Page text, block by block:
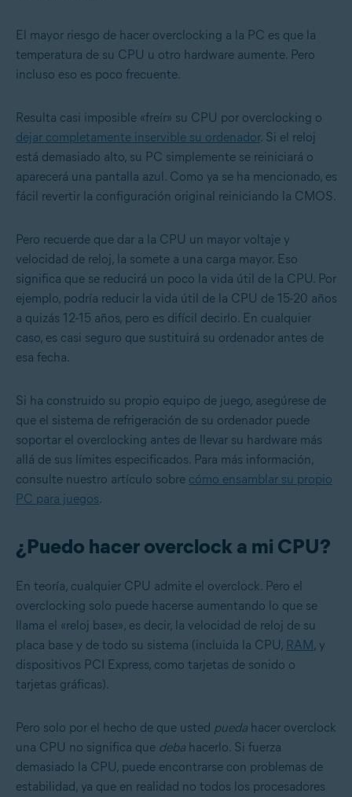
El mayor riesgo de hacer overclocking a la PC es que la
temperatura de su CPU u otro hardware aumente. Pero
incluso eso es poco frecuente.
Resulta casi imposible «freír» su CPU por overclocking o
dejar completamente inservible su ordenador. Si el reloj
está demasiado alto, su PC simplemente se reiniciará o
aparecerá una pantalla azul. Como ya se ha mencionado, es
fácil revertir la configuración original reiniciando la CMOS.
Pero recuerde que dar a la CPU un mayor voltaje y
velocidad de reloj, la somete a una carga mayor. Eso
significa que se reducirá un poco la vida útil de la CPU. Por
ejemplo, podría reducir la vida útil de la CPU de 15-20 años
a quizás 12-15 años, pero es difícil decirlo. En cualquier
caso, es casi seguro que sustituirá su ordenador antes de
esa fecha.
Si ha construido su propio equipo de juego, asegúrese de
que el sistema de refrigeración de su ordenador puede
soportar el overclocking antes de llevar su hardware más
allá de sus límites especificados. Para más información,
consulte nuestro artículo sobre cómo ensamblar su propio
PC para juegos.
¿Puedo hacer overclock a mi CPU?
En teoría, cualquier CPU admite el overclock. Pero el
overclocking solo puede hacerse aumentando lo que se
llama el «reloj base», es decir, la velocidad de reloj de su
placa base y de todo su sistema (incluida la CPU, RAM, y
dispositivos PCI Express, como tarjetas de sonido o
tarjetas gráficas).
Pero solo por el hecho de que usted pueda hacer overclock
una CPU no significa que deba hacerlo. Si fuerza
demasiado la CPU, puede encontrarse con problemas de
estabilidad, ya que en realidad no todos los procesadores